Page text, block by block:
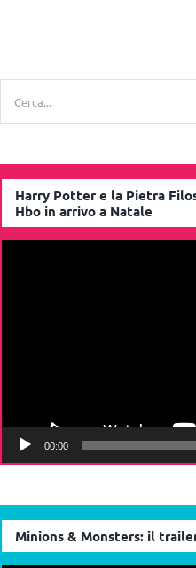
Harry Potter e la Pietra
Hbo in arrivo a Natale
00:00
Minions & Monsters: il